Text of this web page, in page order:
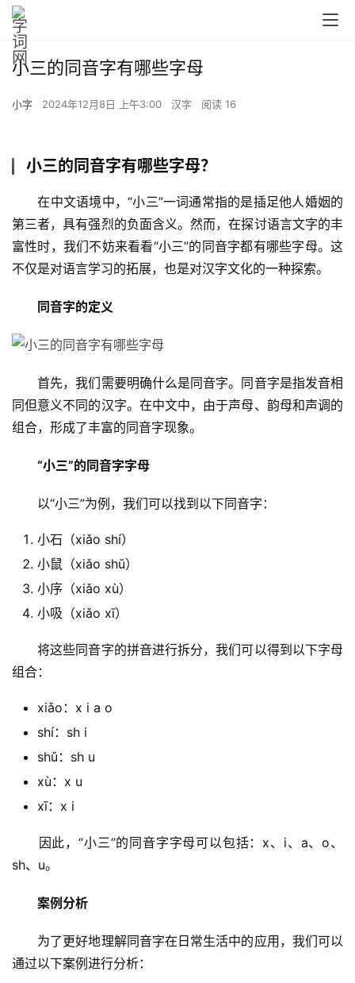
小三的同音字有哪些字母
小字 2024年12月8日 上午3:00 汉字 阅读 16
小三的同音字有哪些字母？
在中文语境中，“小三”一词通常指的是插足他人婚姻的
第三者，具有强烈的负面含义。然而，在探讨语言文字的丰
富性时，我们不妨来看看“小三”的同音字都有哪些字母。这
不仅是对语言学习的拓展，也是对汉字文化的一种探索。
同音字的定义
首先，我们需要明确什么是同音字。同音字是指发音相
同但意义不同的汉字。在中文中，由于声母、韵母和声调的
组合，形成了丰富的同音字现象。
“小三”的同音字字母
以“小三”为例，我们可以找到以下同音字：
小石（xiǎo shí）
小鼠（xiǎo shǔ）
小序（xiǎo xù）
小吸（xiǎo xī）
将这些同音字的拼音进行拆分，我们可以得到以下字母
组合：
xiǎo：x i a o
shí：sh i
shǔ：sh u
xù：x u
xī：x i
因此，“小三”的同音字字母可以包括：x、i、a、o、
sh、u。
案例分析
为了更好地理解同音字在日常生活中的应用，我们可以
通过以下案例进行分析：